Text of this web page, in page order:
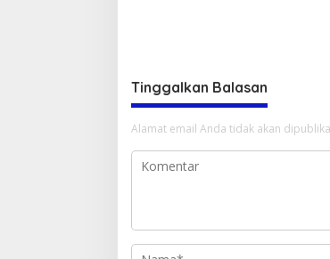
Tinggalkan Balasan
Alamat email Anda tidak akan